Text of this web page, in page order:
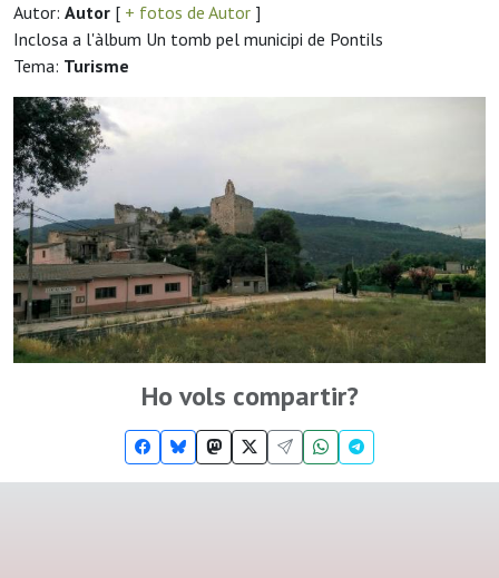
Autor: Autor [ + fotos de Autor ]
Inclosa a l'àlbum Un tomb pel municipi de Pontils
Tema: Turisme
Ho vols compartir?